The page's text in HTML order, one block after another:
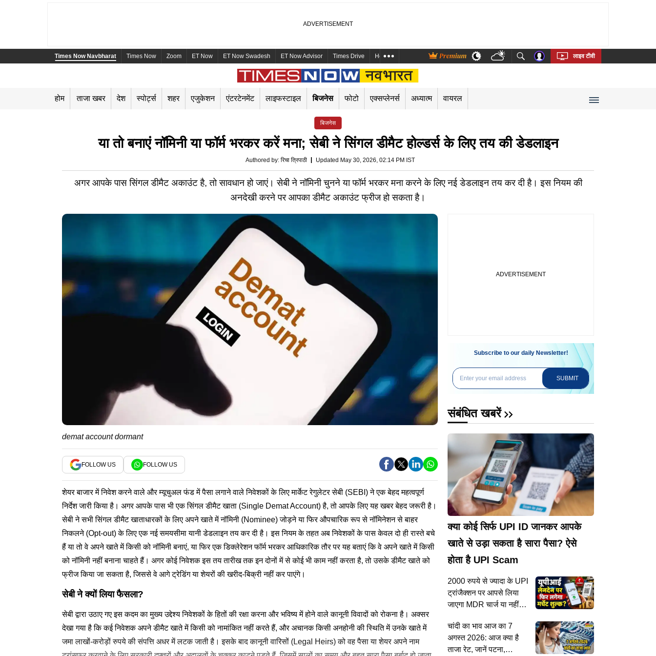
Times Now Navbharat Times Now Zoom ET Now ET Now Swadesh ET Now Advisor Times Drive Health and Me Marathi Bengali Telugu Tamil Kannada Malayalam
लाइव टीवी
होम ताजा खबर देश स्पोर्ट्स शहर एजुकेशन एंटरटेनमेंट लाइफस्टाइल बिजनेस फोटो एक्सप्लेनर्स अध्यात्म वायरल
बिजनेस
या तो बनाएं नॉमिनी या फॉर्म भरकर करें मना; सेबी ने सिंगल डीमैट होल्डर्स के लिए तय की डेडलाइन
Authored by: रिचा त्रिपाठी Updated May 30, 2026, 02:14 PM IST
अगर आपके पास सिंगल डीमैट अकाउंट है, तो सावधान हो जाएं। सेबी ने नॉमिनी चुनने या फॉर्म भरकर मना करने के लिए नई डेडलाइन तय कर दी है। इस नियम की
अनदेखी करने पर आपका डीमैट अकाउंट फ्रीज हो सकता है।
demat account dormant
FOLLOW US FOLLOW US
शेयर बाजार में निवेश करने वाले और म्यूचुअल फंड में पैसा लगाने वाले निवेशकों के लिए मार्केट रेगुलेटर सेबी (SEBI) ने एक बेहद महत्वपूर्ण
निर्देश जारी किया है। अगर आपके पास भी एक सिंगल डीमैट खाता (Single Demat Account) है, तो आपके लिए यह खबर बेहद जरूरी है।
सेबी ने सभी सिंगल डीमैट खाताधारकों के लिए अपने खाते में नॉमिनी (Nominee) जोड़ने या फिर औपचारिक रूप से नॉमिनेशन से बाहर
निकलने (Opt-out) के लिए एक नई समयसीमा यानी डेडलाइन तय कर दी है। इस नियम के तहत अब निवेशकों के पास केवल दो ही रास्ते बचे
हैं या तो वे अपने खाते में किसी को नॉमिनी बनाएं, या फिर एक डिक्लेरेशन फॉर्म भरकर आधिकारिक तौर पर यह बताएं कि वे अपने खाते में किसी
को नॉमिनी नहीं बनाना चाहते हैं। अगर कोई निवेशक इस तय तारीख तक इन दोनों में से कोई भी काम नहीं करता है, तो उसके डीमैट खाते को
फ्रीज किया जा सकता है, जिससे वे आगे ट्रेडिंग या शेयरों की खरीद-बिक्री नहीं कर पाएंगे।
सेबी ने क्यों लिया फैसला?
सेबी द्वारा उठाए गए इस कदम का मुख्य उद्देश्य निवेशकों के हितों की रक्षा करना और भविष्य में होने वाले कानूनी विवादों को रोकना है। अक्सर
देखा गया है कि कई निवेशक अपने डीमैट खाते में किसी को नामांकित नहीं करते हैं, और अचानक किसी अनहोनी की स्थिति में उनके खाते में
जमा लाखों-करोड़ों रुपये की संपत्ति अधर में लटक जाती है। इसके बाद कानूनी वारिसों (Legal Heirs) को वह पैसा या शेयर अपने नाम
Subscribe to our daily Newsletter!
SUBMIT
संबंधित खबरें
क्या कोई सिर्फ UPI ID जानकर आपके
खाते से उड़ा सकता है सारा पैसा? ऐसे
होता है UPI Scam
2000 रुपये से ज्यादा के UPI
ट्रांजैक्शन पर आपसे लिया
जाएगा MDR चार्ज या नहीं?
हुआ सारा कंफ्यूजन!
चांदी का भाव आज का 7
अगस्त 2026: आज क्या है
ताजा रेट, जानें पटना,